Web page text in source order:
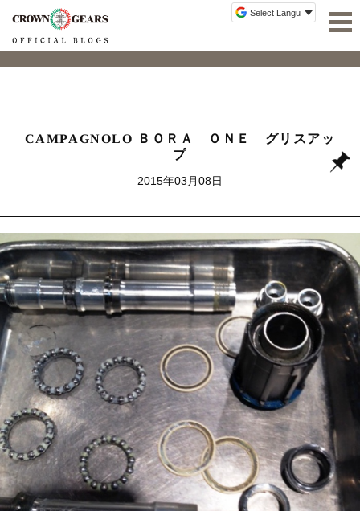
CAMPAGNOLO ＢＯＲＡ ＯＮＥ グリスアッ
プ
2015年03月08日